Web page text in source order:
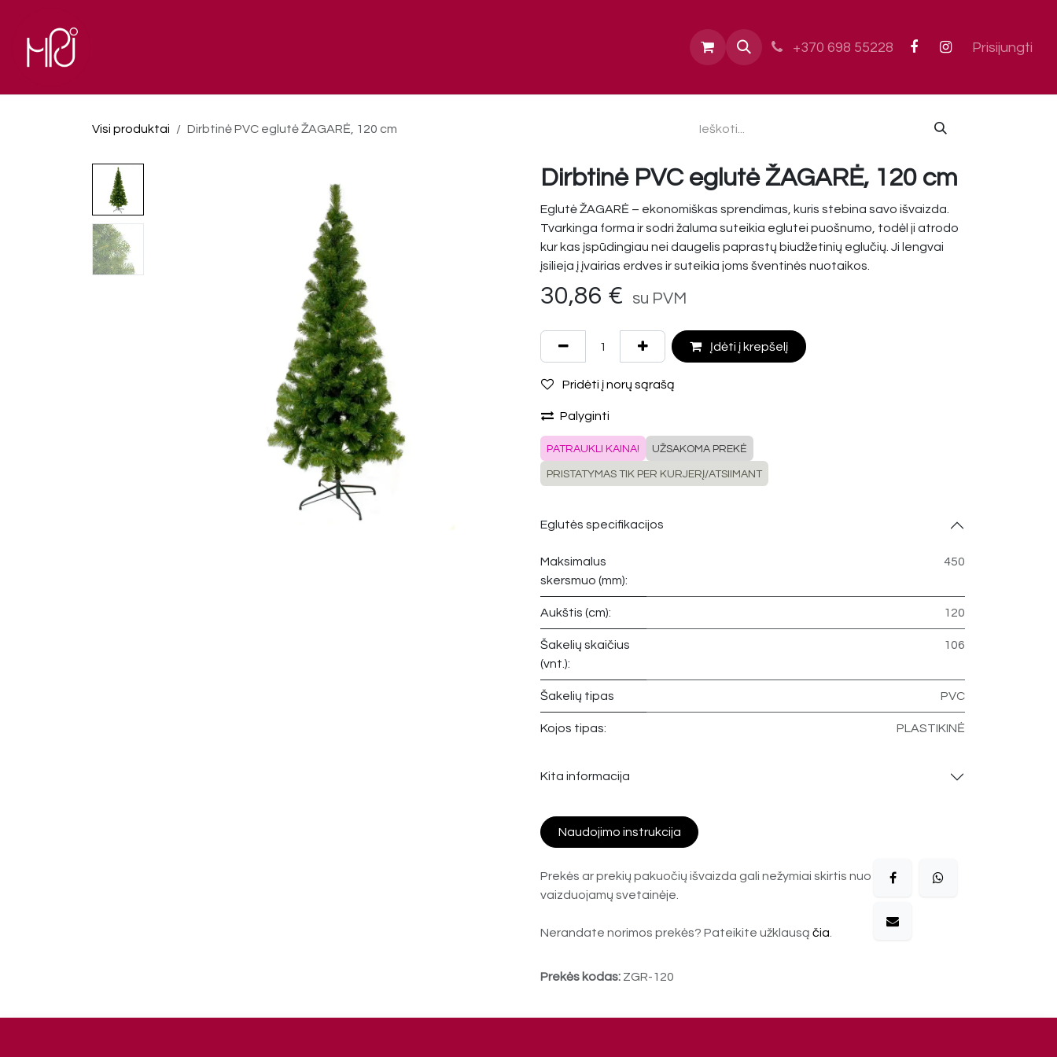
Kontaktai +370 698 55228 Prisijungti
Visi produktai Dirbtinė PVC eglutė ŽAGARĖ, 120 cm
Dirbtinė PVC eglutė ŽAGARĖ, 120 cm
Eglutė ŽAGARĖ – ekonomiškas sprendimas, kuris stebina savo išvaizda.
Tvarkinga forma ir sodri žaluma suteikia eglutei puošnumo, todėl ji atrodo
kur kas įspūdingiau nei daugelis paprastų biudžetinių eglučių. Ji lengvai
įsilieja į įvairias erdves ir suteikia joms šventinės nuotaikos.
30,86 € su PVM
Įdėti į krepšelį
Pridėti į norų sąrašą
Palyginti
PATRAUKLI KAINA! UŽSAKOMA PREKĖ
PRISTATYMAS TIK PER KURJERĮ/ATSIIMANT
Eglutės specifikacijos
Maksimalus
skersmuo (mm):
450
Aukštis (cm): 120
Šakelių skaičius
(vnt.):
106
Šakelių tipas PVC
Kojos tipas: PLASTIKINĖ
Kita informacija
Naudojimo instrukcija
Prekės ar prekių pakuočių išvaizda gali nežymiai skirtis nuo
vaizduojamų svetainėje.
Nerandate norimos prekės? Pateikite užklausą čia
Prekės kodas: ZGR-120